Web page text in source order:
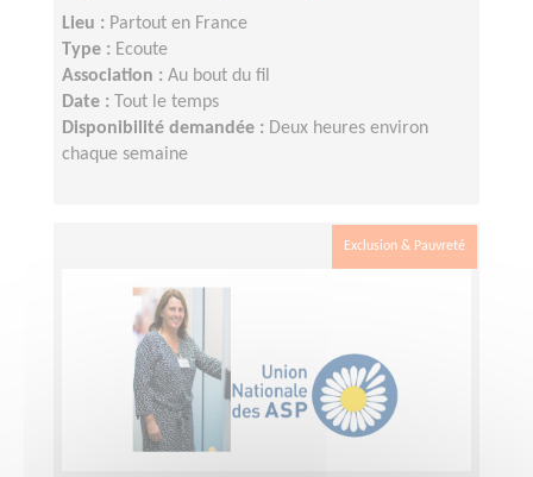
Lieu : Partout en France
Type : Ecoute
Association : Au bout du fil
Date :
Tout le temps
Disponibilité demandée : Deux heures environ
chaque semaine
Exclusion & Pauvreté